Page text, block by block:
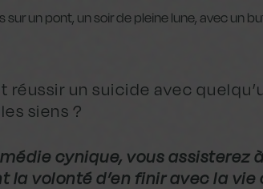
un pont, un soir de pleine lune, avec un
réussir un suicide avec
siens ?
cynique, vous
la volonté d’en finir avec la